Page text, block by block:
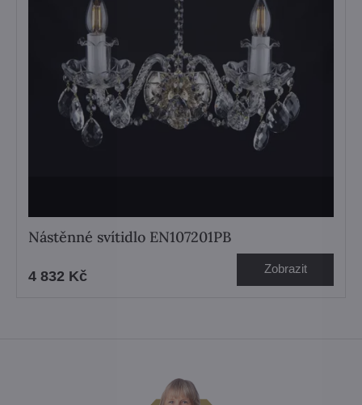
Nástěnné svítidlo EN107201PB
4 832 Kč Zobrazit